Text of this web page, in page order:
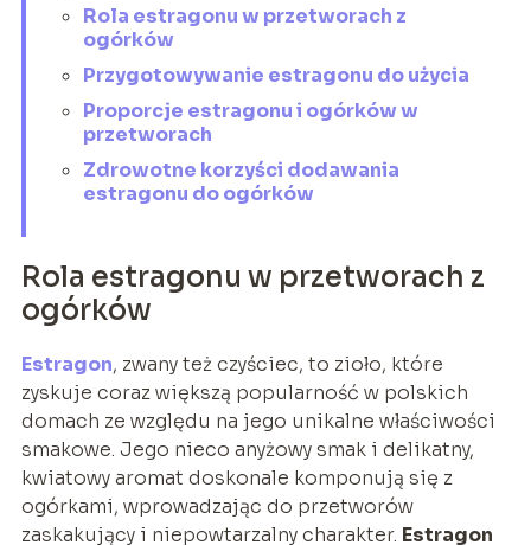
Rola estragonu w przetworach z
ogórków
Przygotowywanie estragonu do użycia
Proporcje estragonu i ogórków w
przetworach
Zdrowotne korzyści dodawania
estragonu do ogórków
Rola estragonu w przetworach z
ogórków
Estragon, zwany też czyściec, to zioło, które
zyskuje coraz większą popularność w polskich
domach ze względu na jego unikalne właściwości
smakowe. Jego nieco anyżowy smak i delikatny,
kwiatowy aromat doskonale komponują się z
ogórkami, wprowadzając do przetworów
zaskakujący i niepowtarzalny charakter. Estragon